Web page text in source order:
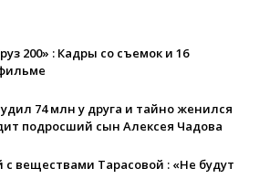
200» : Кадры со съемок и 16
74 млн у друга и тайно женился
подросший сын Алексея Чадова
веществами Тарасовой : «Не будут